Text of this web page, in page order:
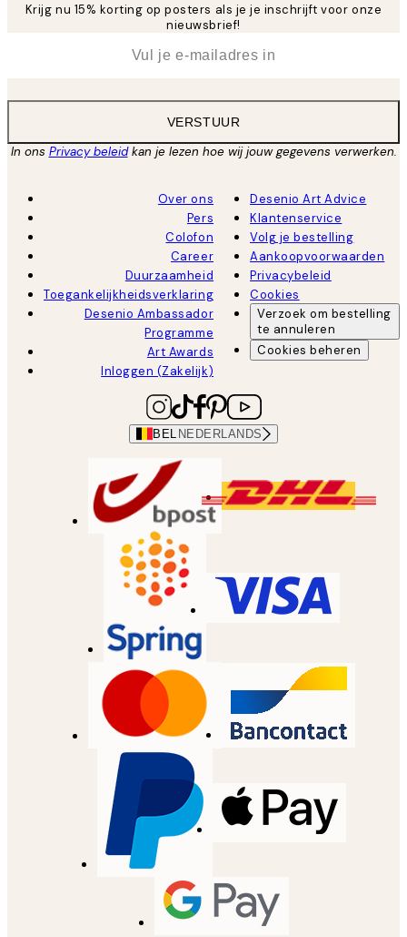
Krijg nu 15% korting op posters als je je inschrijft voor onze
nieuwsbrief!
VERSTUUR
In ons Privacy beleidkan je lezen hoe wij jouw gegevens verwerken.
Over ons
Pers
Colofon
Career
Duurzaamheid
Toegankelijkheidsverklaring
Desenio Ambassador
Programme
Art Awards
Inloggen (Zakelijk)
Desenio Art Advice
Klantenservice
Volg je bestelling
Aankoopvoorwaarden
Privacybeleid
Cookies
Verzoek om bestelling
te annuleren
Cookies beheren
BEL NEDERLANDS